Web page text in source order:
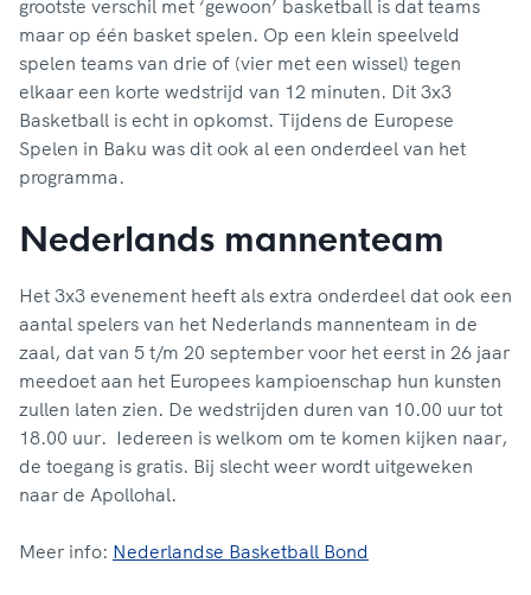
grootste verschil met ‘gewoon’ basketball is dat teams
maar op één basket spelen. Op een klein speelveld
spelen teams van drie of (vier met een wissel) tegen
elkaar een korte wedstrijd van 12 minuten. Dit 3x3
Basketball is echt in opkomst. Tijdens de Europese
Spelen in Baku was dit ook al een onderdeel van het
programma.
Nederlands mannenteam
Het 3x3 evenement heeft als extra onderdeel dat ook een
aantal spelers van het Nederlands mannenteam in de
zaal, dat van 5 t/m 20 september voor het eerst in 26 jaar
meedoet aan het Europees kampioenschap hun kunsten
zullen laten zien. De wedstrijden duren van 10.00 uur tot
18.00 uur. Iedereen is welkom om te komen kijken naar,
de toegang is gratis. Bij slecht weer wordt uitgeweken
naar de Apollohal.
Meer info: Nederlandse Basketball Bond